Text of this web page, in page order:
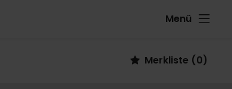
Menü
Merkliste (0)